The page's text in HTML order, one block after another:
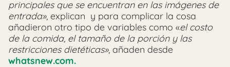
principales que se encuentran en las imágenes de
entrada», explican y para complicar la cosa
añadieron otro tipo de variables como «el costo
de la comida, el tamaño de la porción y las
restricciones dietéticas», añaden desde
whatsnew.com.